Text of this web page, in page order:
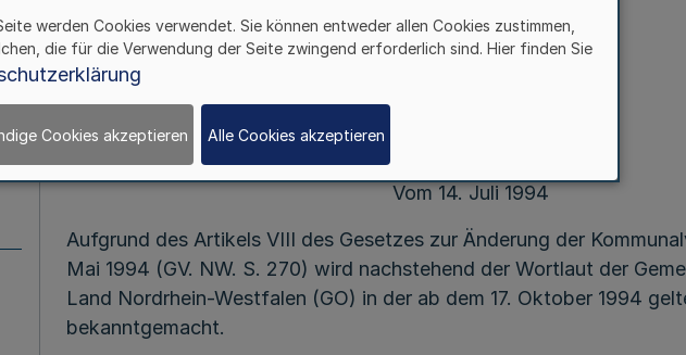
Mehr
Vom 14. Juli 1994
Aufgrund des Artikels VIII des Gesetzes zur Änderung der
Mai 1994 (GV. NW. S. 270) wird nachstehend der Wortlaut der
Land Nordrhein-Westfalen (GO) in der ab dem 17. Oktober 1994
bekanntgemacht.
werden Cookies verwendet. Sie können entweder allen Cookies zustimmen,
die für die Verwendung der Seite zwingend erforderlich sind. Hier finden Sie
Cookies akzeptieren Alle Cookies akzeptieren